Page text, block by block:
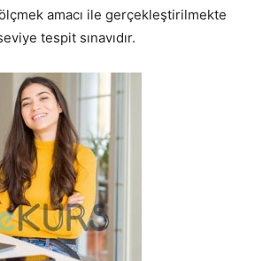
amacı ile gerçekleştirilmekte
tespit sınavıdır.